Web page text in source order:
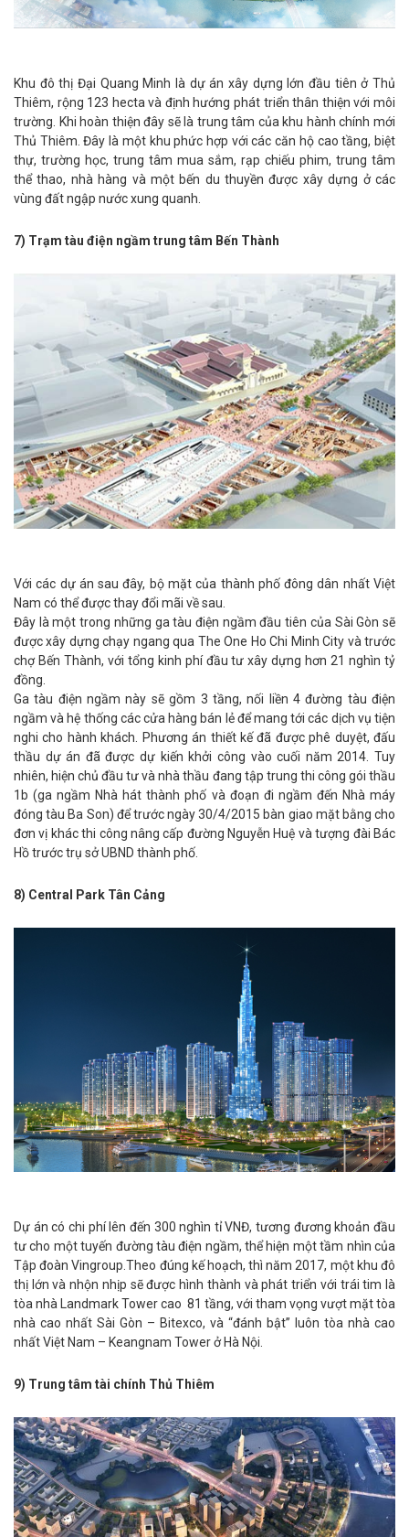
Khu đô thị Đại Quang Minh là dự án xây dựng lớn đầu tiên ở Thủ
Thiêm, rộng 123 hecta và định hướng phát triển thân thiện với môi
trường. Khi hoàn thiện đây sẽ là trung tâm của khu hành chính mới
Thủ Thiêm. Đây là một khu phức hợp với các căn hộ cao tầng, biệt
thự, trường học, trung tâm mua sắm, rạp chiếu phim, trung tâm
thể thao, nhà hàng và một bến du thuyền được xây dựng ở các
vùng đất ngập nước xung quanh.
7) Trạm tàu điện ngầm trung tâm Bến Thành
Với các dự án sau đây, bộ mặt của thành phố đông dân nhất Việt
Nam có thể được thay đổi mãi về sau.
Đây là một trong những ga tàu điện ngầm đầu tiên của Sài Gòn sẽ
được xây dựng chạy ngang qua The One Ho Chi Minh City và trước
chợ Bến Thành, với tổng kinh phí đầu tư xây dựng hơn 21 nghìn tỷ
đồng.
Ga tàu điện ngầm này sẽ gồm 3 tầng, nối liền 4 đường tàu điện
ngầm và hệ thống các cửa hàng bán lẻ để mang tới các dịch vụ tiện
nghi cho hành khách. Phương án thiết kế đã được phê duyệt, đấu
thầu dự án đã được dự kiến khởi công vào cuối năm 2014. Tuy
nhiên, hiện chủ đầu tư và nhà thầu đang tập trung thi công gói thầu
1b (ga ngầm Nhà hát thành phố và đoạn đi ngầm đến Nhà máy
đóng tàu Ba Son) để trước ngày 30/4/2015 bàn giao mặt bằng cho
đơn vị khác thi công nâng cấp đường Nguyễn Huệ và tượng đài Bác
Hồ trước trụ sở UBND thành phố.
8) Central Park Tân Cảng
Dự án có chi phí lên đến 300 nghìn tỉ VNĐ, tương đương khoản đầu
tư cho một tuyến đường tàu điện ngầm, thể hiện một tầm nhìn của
Tập đoàn Vingroup.Theo đúng kế hoạch, thì năm 2017, một khu đô
thị lớn và nhộn nhịp sẽ được hình thành và phát triển với trái tim là
tòa nhà Landmark Tower cao 81 tầng, với tham vọng vượt mặt tòa
nhà cao nhất Sài Gòn – Bitexco, và “đánh bật” luôn tòa nhà cao
nhất Việt Nam – Keangnam Tower ở Hà Nội.
9) Trung tâm tài chính Thủ Thiêm